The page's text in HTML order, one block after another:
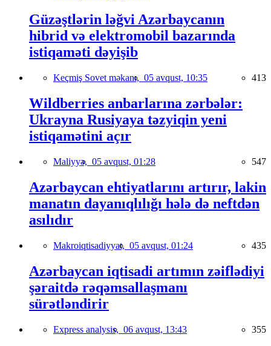
Güzəştlərin ləğvi Azərbaycanın
hibrid və elektromobil bazarında
istiqaməti dəyişib
Keçmiş Sovet məkanı, 05 avqust, 10:35 413
Wildberries anbarlarına zərbələr:
Ukrayna Rusiyaya təzyiqin yeni
istiqamətini açır
Maliyyə, 05 avqust, 01:28 547
Azərbaycan ehtiyatlarını artırır, lakin
manatın dayanıqlılığı hələ də neftdən
asılıdır
Makroiqtisadiyyat, 05 avqust, 01:24 435
Azərbaycan iqtisadi artımın zəiflədiyi
şəraitdə rəqəmsallaşmanı
sürətləndirir
Express analysis, 06 avqust, 13:43 355